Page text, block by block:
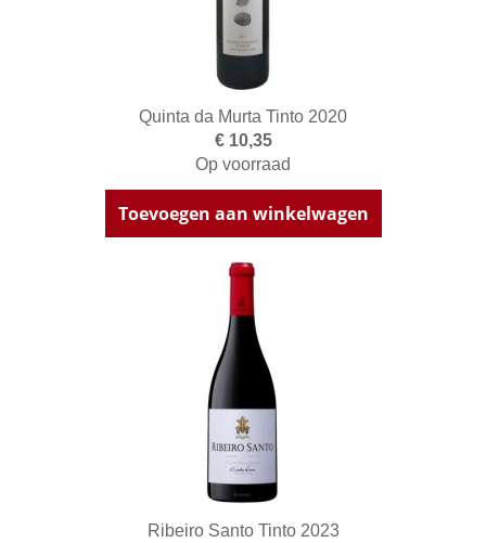
Quinta da Murta Tinto 2020
€ 10,35
Op voorraad
Toevoegen aan winkelwagen
Ribeiro Santo Tinto 2023